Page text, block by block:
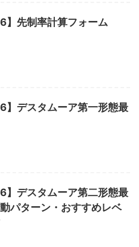
6】先制率計算フォーム
6】デスタムーア第一形態最
6】デスタムーア第二形態最
パターン・おすすめレベ